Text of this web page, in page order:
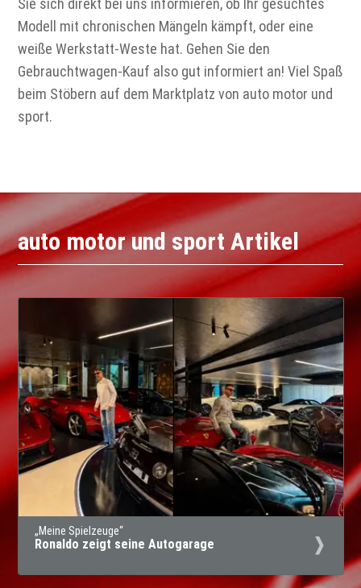
Modell mit chronischen Mängeln kämpft, oder eine
weiße Werkstatt-Weste hat. Gehen Sie den
Gebrauchtwagen-Kauf also gut informiert an! Viel Spaß
beim Stöbern auf dem Marktplatz von auto motor und
sport.
auto motor und sport Artikel
„Meine Spielzeuge“
Ronaldo zeigt seine Autogarage